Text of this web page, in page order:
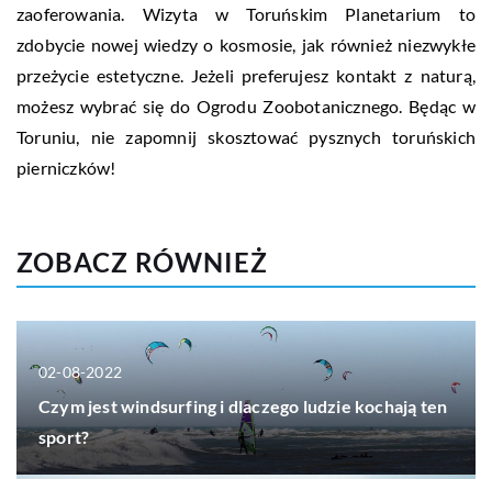
zaoferowania. Wizyta w Toruńskim Planetarium to
zdobycie nowej wiedzy o kosmosie, jak również niezwykłe
przeżycie estetyczne. Jeżeli preferujesz kontakt z naturą,
możesz wybrać się do Ogrodu Zoobotanicznego. Będąc w
Toruniu, nie zapomnij skosztować pysznych toruńskich
pierniczków!
ZOBACZ RÓWNIEŻ
02-08-2022
Czym jest windsurfing i dlaczego ludzie kochają ten
sport?